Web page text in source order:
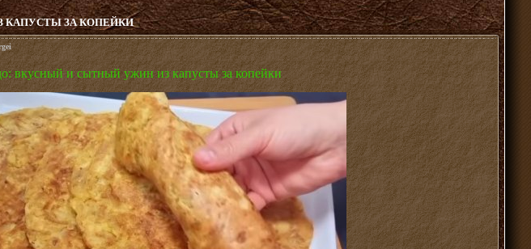
ЗА КОПЕЙКИ
вкусный и сытный ужин из капусты за копейки